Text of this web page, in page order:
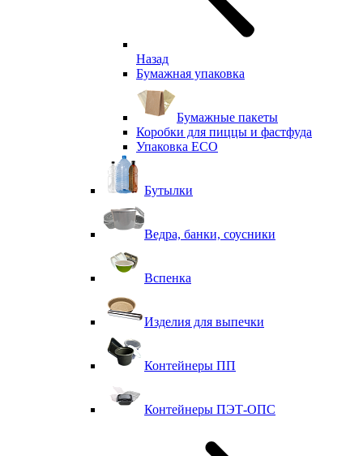
Назад
Бумажная упаковка
Бумажные пакеты
Коробки для пиццы и фастфуда
Упаковка ECO
Бутылки
Ведра, банки, соусники
Вспенка
Изделия для выпечки
Контейнеры ПП
Контейнеры ПЭТ-ОПС